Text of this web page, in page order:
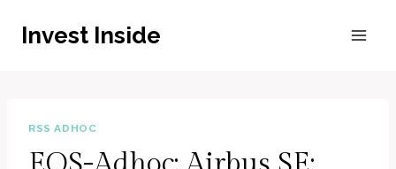
InhaltInvest Inside
RSS ADHOC